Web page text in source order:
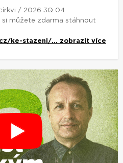
/ 2026 3Q 04
můžete zdarma stáhnout
ke-stazeni/... zobrazit více